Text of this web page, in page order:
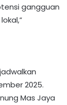
gangguan
2025.
Mas Jaya